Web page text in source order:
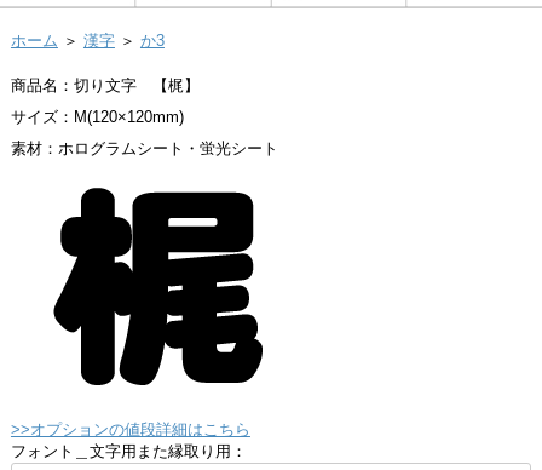
ホーム ＞ 漢字 ＞ か3
商品名：切り文字 【梶】
サイズ：M(120×120mm)
素材：ホログラムシート・蛍光シート
>>オプションの値段詳細はこちら
フォント＿文字用また縁取り用：